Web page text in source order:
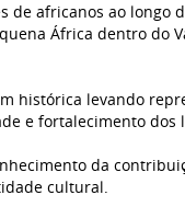
de africanos ao
África dentro do
histórica levando
e fortalecimento
da
cultural.